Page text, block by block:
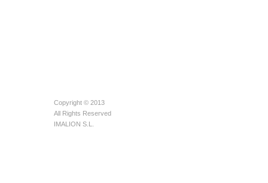
Copyright © 2013
All Rights Reserved
IMALION S.L.